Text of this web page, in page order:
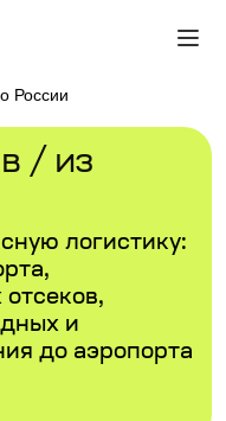
России
/ из
логистику:
и
до аэропорта